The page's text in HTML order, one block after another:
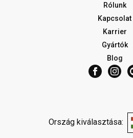
Rólunk
Kapcsolat
Karrier
Gyártók
Blog
Ország kiválasztása: